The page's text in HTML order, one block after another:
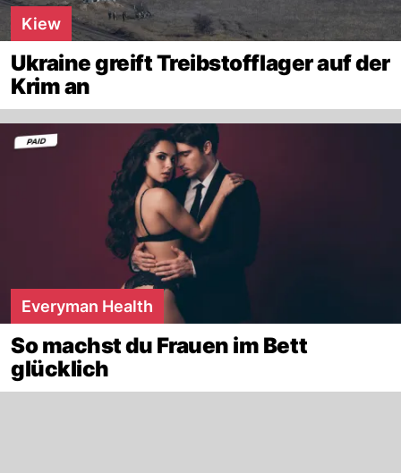
Kiew
Ukraine greift Treibstofflager auf der
Krim an
Everyman Health
So machst du Frauen im Bett
glücklich